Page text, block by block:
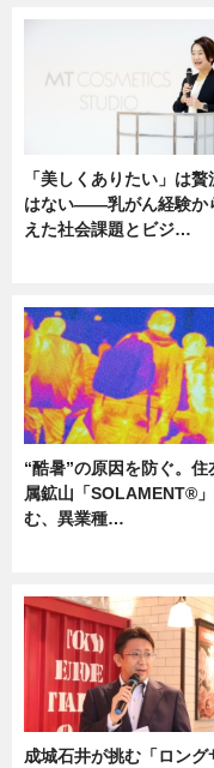
「美しくありたい」は贅
はない――乳がん経験か
えた社会課題とビジ…
“酷暑”の原因を防ぐ。住
属鉱山「SOLAMENT®
む、異業種…
成城石井が挑む「ロング